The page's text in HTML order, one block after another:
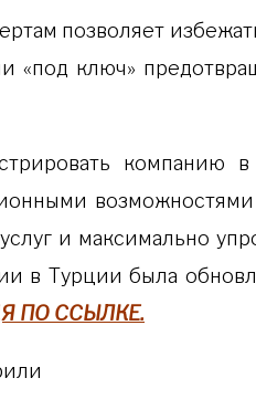
позволяет
«под ключ»
компанию
и максимально
в Турции была
ПО ССЫЛКЕ.